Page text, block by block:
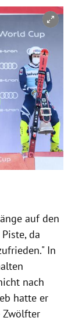
auf den
da
In
nach
hatte er
Zwölfter